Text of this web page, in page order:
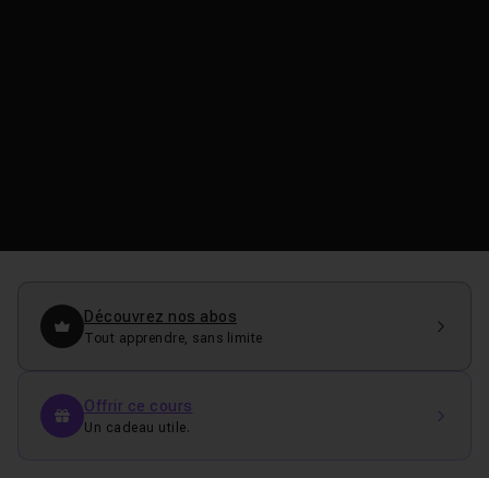
Découvrez nos abos
Tout apprendre, sans limite
Offrir ce cours
Un cadeau utile.